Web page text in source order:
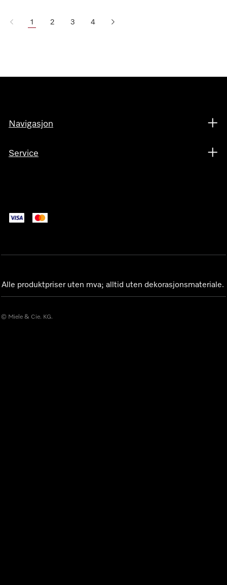
1 2 3 4
Navigasjon
Service
Alle produktpriser uten mva; alltid uten dekorasjonsmateriale.
© Miele & Cie. KG.